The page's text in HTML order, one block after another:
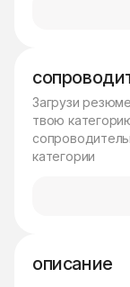
Загрузи
твою
категории
описание